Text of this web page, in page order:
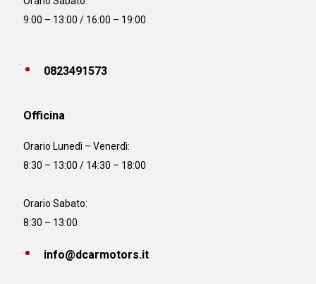
9:00 – 13:00 / 16:00 – 19:00
0823491573
Officina
Orario Lunedì – Venerdì:
8:30 – 13:00 / 14:30 – 18:00
Orario Sabato:
8:30 – 13:00
info@dcarmotors.it